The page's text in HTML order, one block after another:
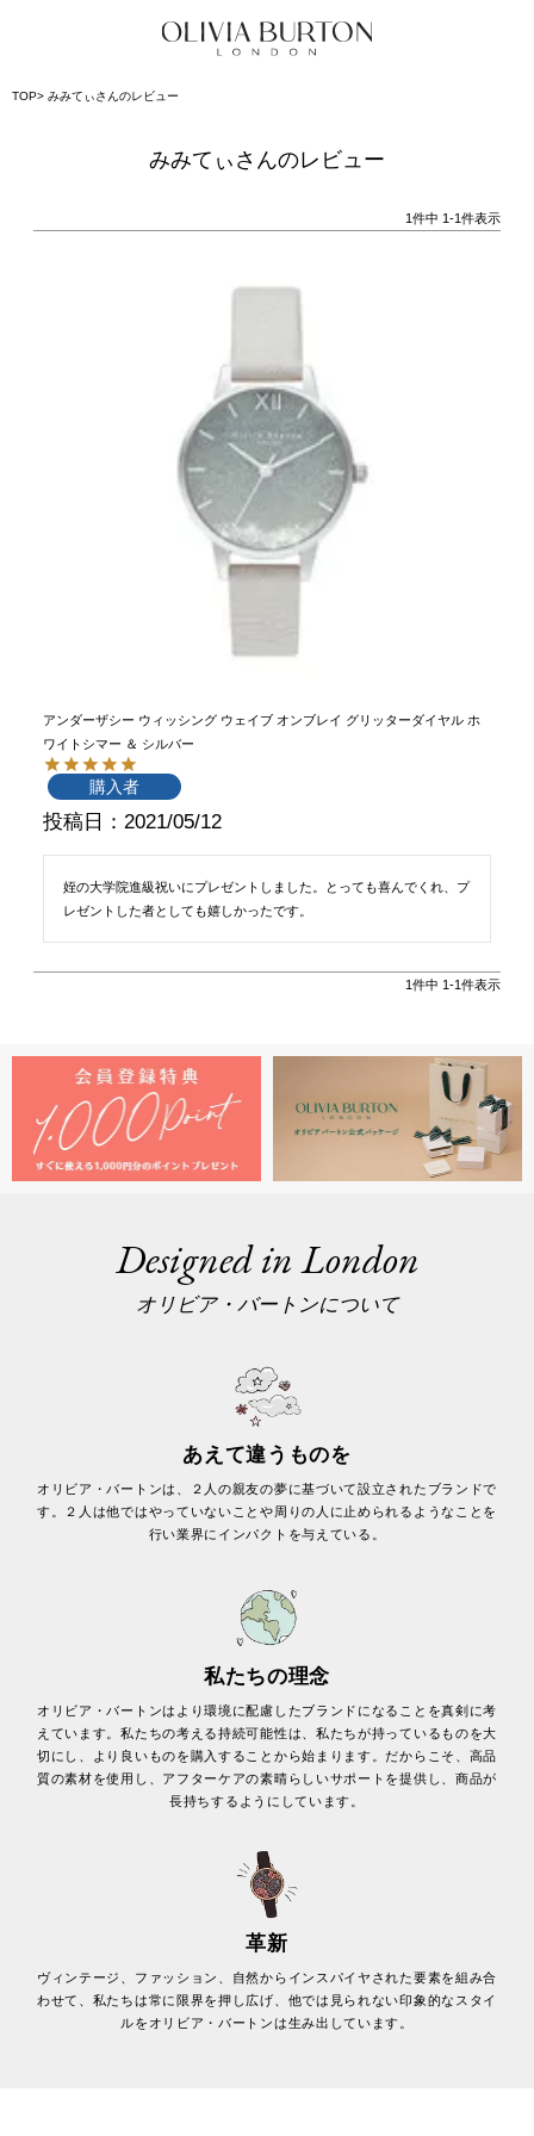
TOP みみてぃさんのレビュー
みみてぃさんのレビュー
1件中 1-1件表示
アンダーザシー ウィッシング ウェイブ オンブレイ グリッターダイヤル ホ
ワイトシマー ＆ シルバー
購入者
投稿日 2021/05/12
姪の大学院進級祝いにプレゼントしました。とっても喜んでくれ、プ
レゼントした者としても嬉しかったです。
1件中 1-1件表示
Designed in London
オリビア・バートンについて
あえて違うものを
オリビア・バートンは、２人の親友の夢に基づいて設立されたブランドで
す。２人は他ではやっていないことや周りの人に止められるようなことを
行い業界にインパクトを与えている。
私たちの理念
オリビア・バートンはより環境に配慮したブランドになることを真剣に考
えています。私たちの考える持続可能性は、私たちが持っているものを大
切にし、より良いものを購入することから始まります。だからこそ、高品
質の素材を使用し、アフターケアの素晴らしいサポートを提供し、商品が
長持ちするようにしています。
革新
ヴィンテージ、ファッション、自然からインスパイヤされた要素を組み合
わせて、私たちは常に限界を押し広げ、他では見られない印象的なスタイ
ルをオリビア・バートンは生み出しています。